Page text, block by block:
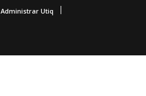
Administrar Utiq